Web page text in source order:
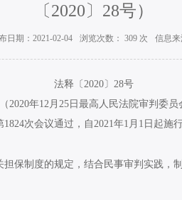
〔2020〕28号）
日期：2021-02-04 浏览次数： 309 次 信息来
法释〔 2020〕 28号
（ 2020年12 月 25日最高人民法院审判委员
1824次会议通过，自 2021年1 月 1 日起施行
制度的规定，结合民事审判实践，制